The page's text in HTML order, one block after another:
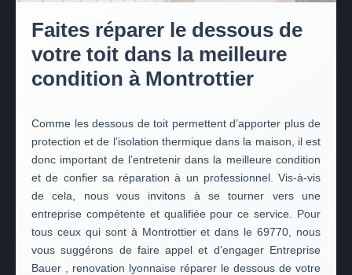
Faites réparer le dessous de
votre toit dans la meilleure
condition à Montrottier
Comme les dessous de toit permettent d’apporter plus de
protection et de l’isolation thermique dans la maison, il est
donc important de l’entretenir dans la meilleure condition
et de confier sa réparation à un professionnel. Vis-à-vis
de cela, nous vous invitons à se tourner vers une
entreprise compétente et qualifiée pour ce service. Pour
tous ceux qui sont à Montrottier et dans le 69770, nous
vous suggérons de faire appel et d’engager Entreprise
Bauer , renovation lyonnaise réparer le dessous de votre